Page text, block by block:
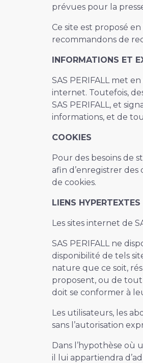
prévues pour la
Ce site est proposé
recommandons de
INFORMATIONS ET
SAS PERIFALL met
internet. Toutefois,
SAS PERIFALL, et
informations, et de
COOKIES
Pour des besoins de
afin d’enregistrer
de cookies.
LIENS HYPERTEXTES
Les sites internet de
SAS PERIFALL ne
disponibilité de tels
nature que ce soit,
proposent, ou de
doit se conformer à
Les utilisateurs, les
sans l’autorisation
Dans l’hypothèse où
il lui appartiendra